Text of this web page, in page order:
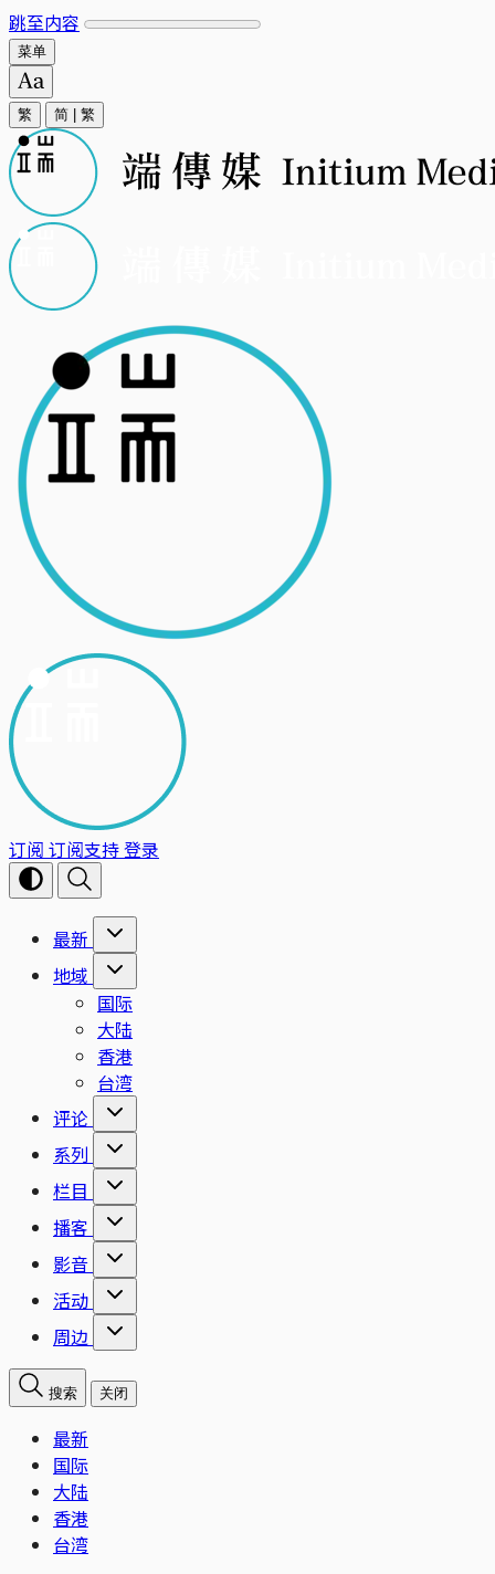
跳至内容
菜单
繁 简 繁
订阅 订阅支持登录
最新
地域
国际
大陆
香港
台湾
评论
系列
栏目
播客
影音
活动
周边
搜索 关闭
最新
国际
大陆
香港
台湾